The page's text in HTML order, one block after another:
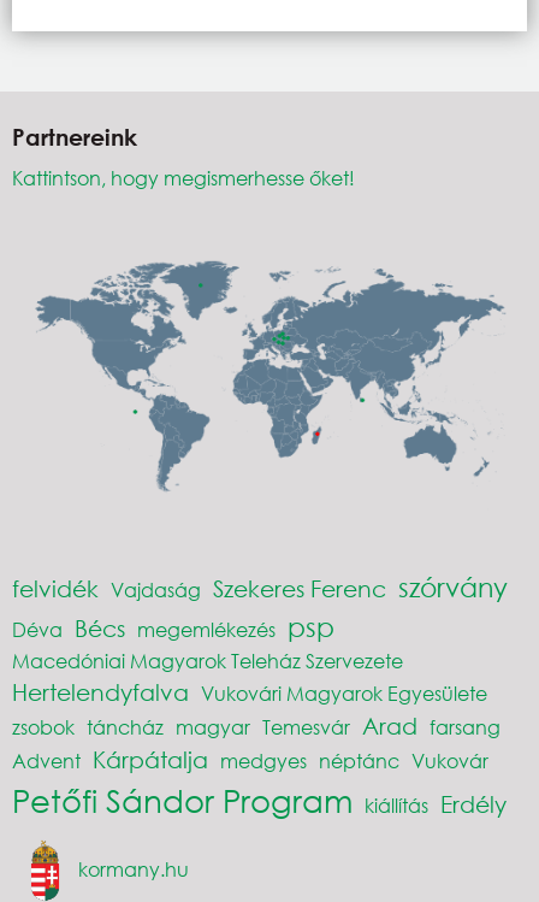
Partnereink
Kattintson, hogy megismerhesse őket!
felvidék Vajdaság Szekeres Ferenc szórvány
Déva Bécs megemlékezés psp
Macedóniai Magyarok Teleház Szervezete
Hertelendyfalva Vukovári Magyarok Egyesülete
zsobok táncház magyar Temesvár Arad farsang
Advent Kárpátalja medgyes néptánc Vukovár
Petőfi Sándor Program kiállítás Erdély
kormany.hu